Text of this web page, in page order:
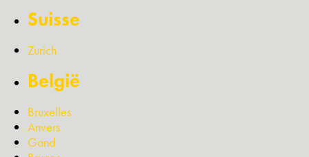
Suisse
Zurich
België
Bruxelles
Anvers
Gand